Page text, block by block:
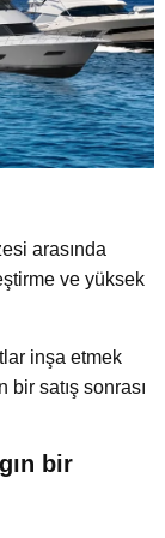
arasında
ve yüksek
inşa etmek
satış sonrası
bir